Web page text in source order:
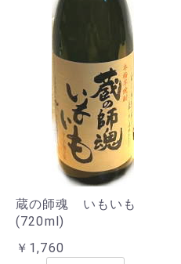
蔵の師魂 いもいも
(720ml)
￥1,760